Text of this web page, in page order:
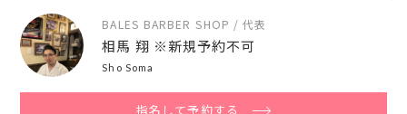
BALES BARBER SHOP / 代表
相馬 翔 ※新規予約不可
Sho Soma
指名して予約する